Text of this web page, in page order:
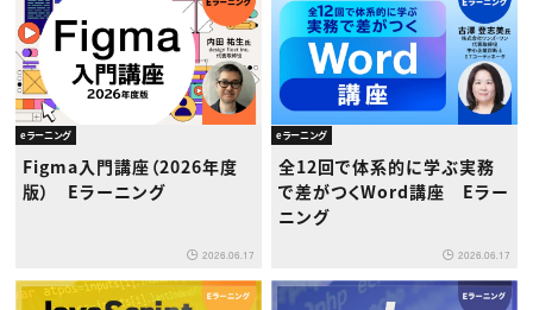
eラーニング
Figma入門講座（2026年度
版） Eラーニング
2026.06.17
eラーニング
全12回で体系的に学ぶ実務
で差がつくWord講座 Eラー
ニング
2026.06.17